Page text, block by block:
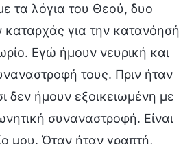
τα λόγια του Θεού, δυο
καταρχάς για την κατανόησή
Εγώ ήμουν νευρική και
τους. Πριν ήταν
δεν ήμουν εξοικειωμένη με
συναναστροφή. Είναι
μου. Όταν ήταν γραπτή,